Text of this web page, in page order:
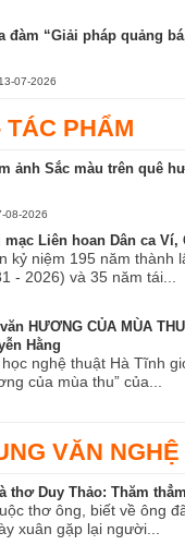
đàm “Giải pháp quảng
13-07-2026
TÁC PHẨM
ảnh Sắc màu trên quê
08-2026
mạc Liên hoan Dân ca Ví,
kỷ niệm 195 năm thành
- 2026) và 35 năm tái...
HƯƠNG CỦA MÙA
Hằng
nghệ thuật Hà Tĩnh
của mùa thu” của...
VĂN NGHỆ
thơ Duy Thảo: Thăm
thơ ông, biết về ông
xuân gặp lại người...